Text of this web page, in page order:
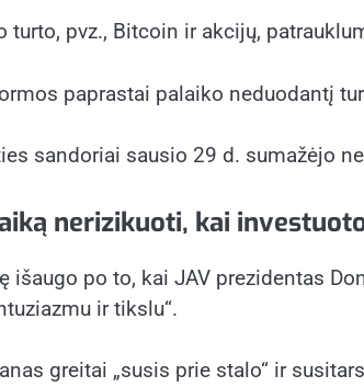
pvz., Bitcoin ir akcijų,
paprastai palaiko neduodantį
sandoriai sausio 29 d. sumažėjo
nerizikuoti, kai
išaugo po to, kai JAV prezidentas
ir tikslu“.
greitai „susis prie stalo“ ir